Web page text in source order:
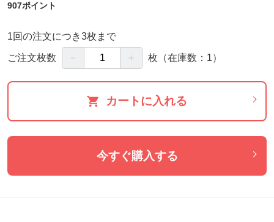
907ポイント
1回の注文につき3枚まで
ご注文枚数 － ＋ 枚 （在庫数：1）
カートに入れる
今すぐ購入する